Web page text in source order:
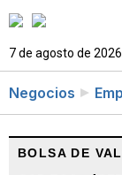
7 de agosto de 2026
Negocios
BOLSA DE